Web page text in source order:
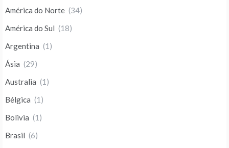
América do Norte (34)
América do Sul (18)
Argentina (1)
Ásia (29)
Australia (1)
Bélgica (1)
Bolivia (1)
Brasil (6)